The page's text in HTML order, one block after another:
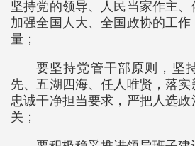
坚持党的领导、人民当家作主、
加强全国人大、全国政协的工
量；
要坚持党管干部原则，坚
先、五湖四海、任人唯贤，落
忠诚干净担当要求，严把人选
关；